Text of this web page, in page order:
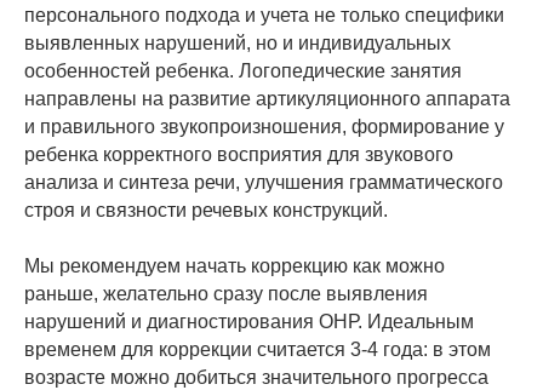
персонального подхода и учета не только специфики
выявленных нарушений, но и индивидуальных
особенностей ребенка. Логопедические занятия
направлены на развитие артикуляционного аппарата
и правильного звукопроизношения, формирование у
ребенка корректного восприятия для звукового
анализа и синтеза речи, улучшения грамматического
строя и связности речевых конструкций.
Мы рекомендуем начать коррекцию как можно
раньше, желательно сразу после выявления
нарушений и диагностирования ОНР. Идеальным
временем для коррекции считается 3-4 года: в этом
возрасте можно добиться значительного прогресса